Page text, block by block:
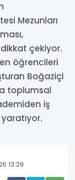
Mezunları
dikkat çekiyor.
öğrencileri
Boğaziçi
toplumsal
iş
13:29